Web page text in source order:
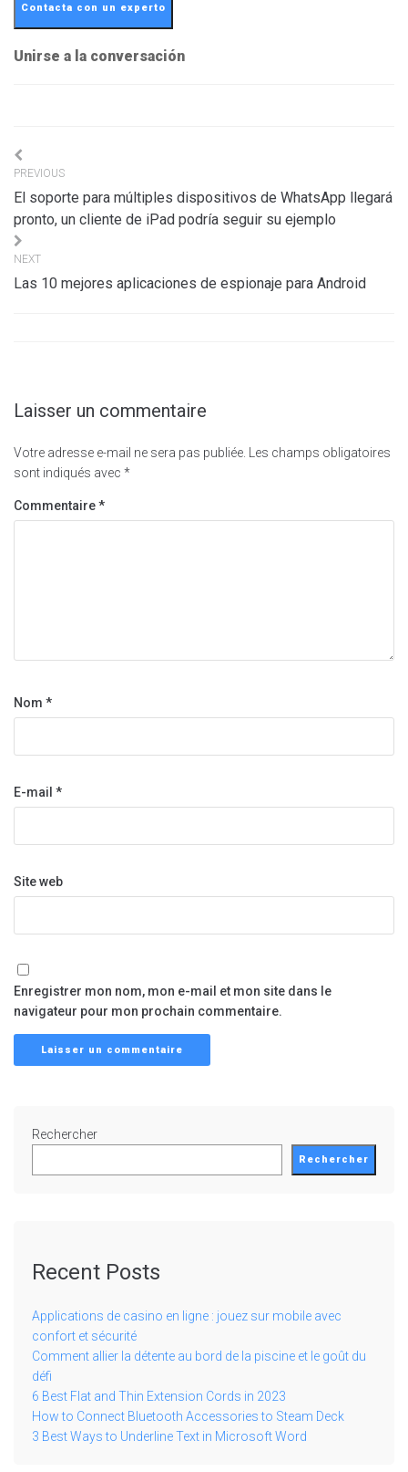
Contacta con un experto
Unirse a la conversación
Navigation
de
l’article
PREVIOUS
El soporte para múltiples dispositivos de WhatsApp llegará
pronto, un cliente de iPad podría seguir su ejemplo
NEXT
Las 10 mejores aplicaciones de espionaje para Android
Laisser un commentaire
Votre adresse e-mail ne sera pas publiée.
Les champs obligatoires
sont indiqués avec *
Commentaire*
Nom *
E-mail *
Site web
Enregistrer mon nom, mon e-mail et mon site dans le
navigateur pour mon prochain commentaire.
Rechercher
Rechercher
Recent Posts
Applications de casino en ligne : jouez sur mobile avec
confort et sécurité
Comment allier la détente au bord de la piscine et le goût du
défi
6 Best Flat and Thin Extension Cords in 2023
How to Connect Bluetooth Accessories to Steam Deck
3 Best Ways to Underline Text in Microsoft Word